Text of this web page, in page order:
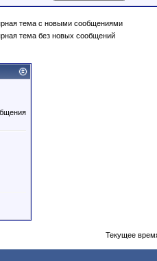
тема с новыми сообщениями
тема без новых сообщений
Текущее